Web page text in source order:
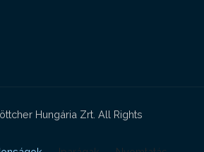
Hungária Zrt. All Rights